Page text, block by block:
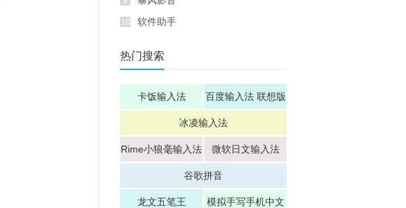
10 软件助手
热门搜索
卡饭输入法 百度输入法 联想版
冰凌输入法
Rime小狼毫输入法 微软日文输入法
谷歌拼音
龙文五笔王 模拟手写手机中文